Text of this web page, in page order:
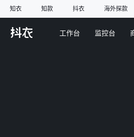
知衣 知款 抖衣 海外探款
工作台 监控台